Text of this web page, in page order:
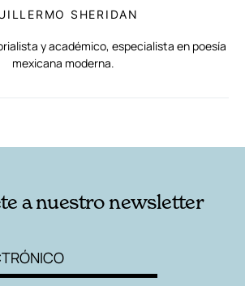
SHERIDAN
y académico, especialista en poesía
mexicana moderna.
a nuestro newsletter